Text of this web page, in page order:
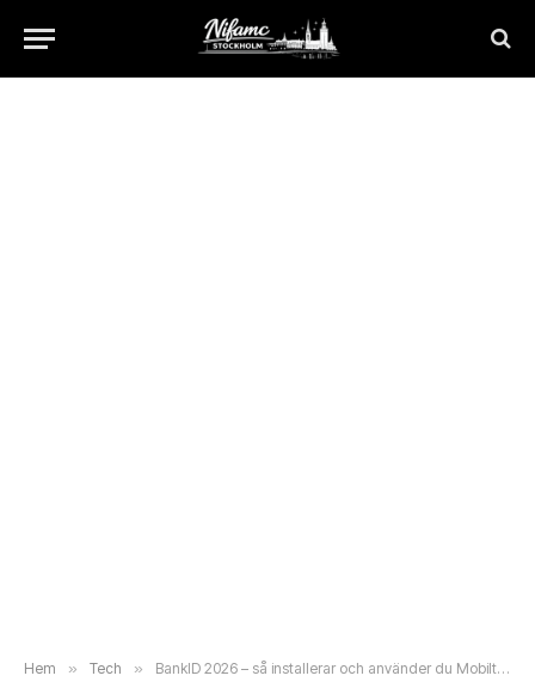
Hem » Tech » BankID 2026 – så installerar och använder du Mobilt BankID